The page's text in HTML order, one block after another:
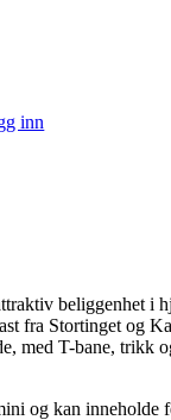
inn
beliggenhet i
fra Stortinget og
med T-bane, trikk
og kan inneholde